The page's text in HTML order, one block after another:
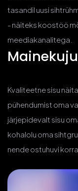
tasandil uusi
- näiteks koostöö
meediakanalitega.
Kvaliteetne sisu
pühendumist oma
järjepidevalt sisu
kohalolu oma
nende ostuhuvi